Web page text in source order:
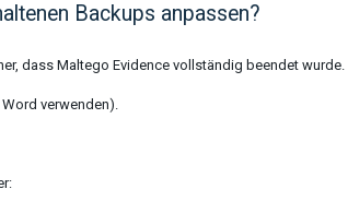
Backups anpassen?
dass Maltego Evidence vollständig beendet wurde.
verwenden).